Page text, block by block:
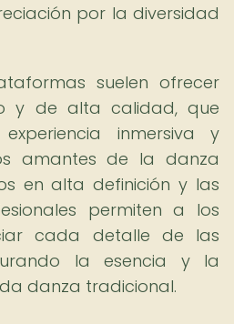
por la diversidad
suelen ofrecer
y de alta calidad, que
inmersiva y
amantes de la danza
en alta definición y las
permiten a los
cada detalle de las
la esencia y la
danza tradicional.